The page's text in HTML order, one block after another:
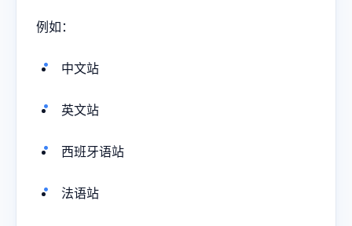
例如：
中文站
英文站
西班牙语站
法语站